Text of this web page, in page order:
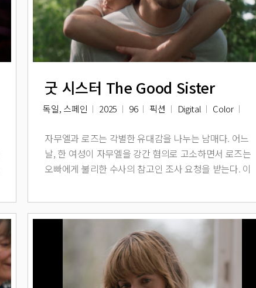
굿 시스터 The Good Sister
독일, 스페인 2025 96 픽션 Digital Color
자무엘과 로즈는 각별한 유대감을 나누는 남매다. 어느
날, 한 여성이 자무엘을 강간 혐의로 고소하면서 로즈는
오빠에게 불리한 수사의 참고인 조사 요청을 받는다. 이
른다.